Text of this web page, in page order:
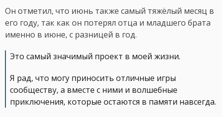
Он отметил, что июнь также самый тяжёлый месяц в
его году, так как он потерял отца и младшего брата
именно в июне, с разницей в год.
Это самый значимый проект в моей жизни.
Я рад, что могу приносить отличные игры
сообществу, а вместе с ними и волшебные
приключения, которые остаются в памяти навсегда.